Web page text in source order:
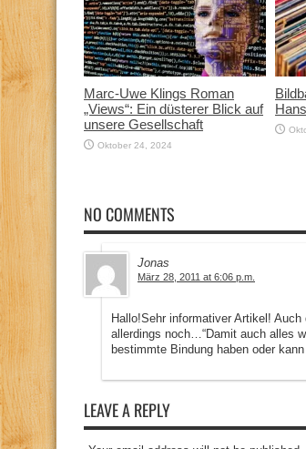
Marc-Uwe Klings Roman
„Views“: Ein düsterer Blick auf
unsere Gesellschaft
Oktober 24, 2024
NO COMMENTS
Jonas
März 28, 2011 at 6:06 p.m.
Hallo!Sehr informativer Artikel!
allerdings noch…“Damit auch alles
bestimmte Bindung haben oder
LEAVE A REPLY